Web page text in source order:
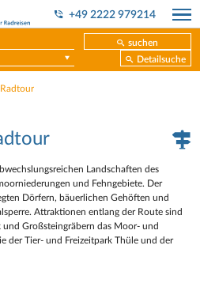
+49 2222 979214
suchen
Detailsuche
Landschaften des
und Fehngebiete. Der
Dörfern, bäuerlichen Gehöften und
Attraktionen entlang der Route sind
Großsteingräbern das Moor- und
der Tier- und Freizeitpark Thüle und der